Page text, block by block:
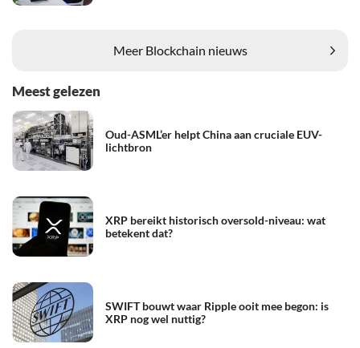
Meer Blockchain nieuws
Meest gelezen
Oud-ASML’er helpt China aan cruciale EUV-
lichtbron
XRP bereikt historisch oversold-niveau: wat
betekent dat?
SWIFT bouwt waar Ripple ooit mee begon: is
XRP nog wel nuttig?